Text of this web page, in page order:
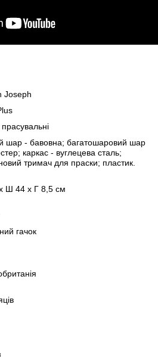
Joseph
шар - бавовна; багатошаровий шар
каркас - вуглецева сталь;
тримач для праски; пластик.
Ш 44 x Г 8,5 см
гачок